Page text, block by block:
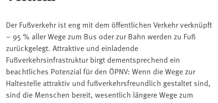
Der Fußverkehr ist eng mit dem öffentlichen Verkehr verknüpft
– 95 % aller Wege zum Bus oder zur Bahn werden zu Fuß
zurückgelegt. Attraktive und einladende
Fußverkehrsinfrastruktur birgt dementsprechend ein
beachtliches Potenzial für den ÖPNV: Wenn die Wege zur
Haltestelle attraktiv und fußverkehrsfreundlich gestaltet sind,
sind die Menschen bereit, wesentlich längere Wege zum